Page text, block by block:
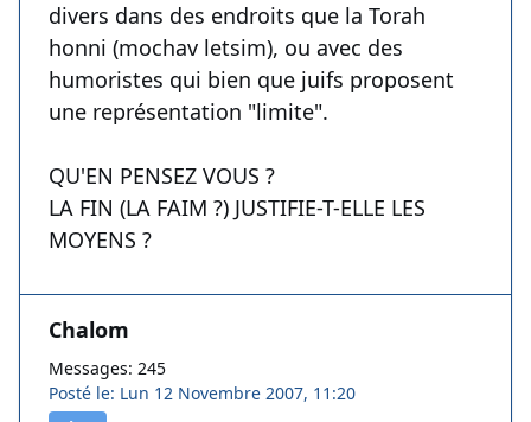
divers dans des endroits que la Torah
honni (mochav letsim), ou avec des
humoristes qui bien que juifs proposent
une représentation "limite".
QU'EN PENSEZ VOUS ?
LA FIN (LA FAIM ?) JUSTIFIE-T-ELLE LES
MOYENS ?
Chalom
Messages: 245
Posté le: Lun 12 Novembre 2007, 11:20